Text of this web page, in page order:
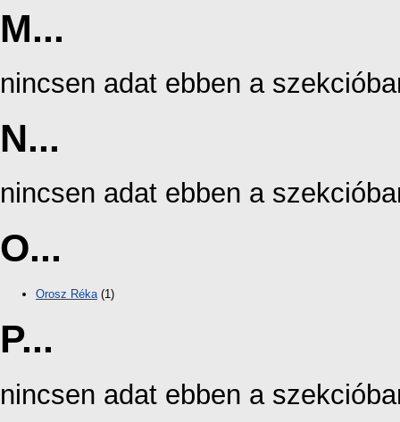
M...
nincsen adat ebben a
N...
nincsen adat ebben a
O...
Orosz Réka(1)
P...
nincsen adat ebben a